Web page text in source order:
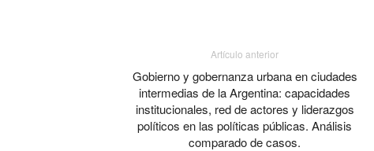
Artículo anterior
Gobierno y gobernanza urbana en ciudades
intermedias de la Argentina: capacidades
institucionales, red de actores y liderazgos
políticos en las políticas públicas. Análisis
comparado de casos.